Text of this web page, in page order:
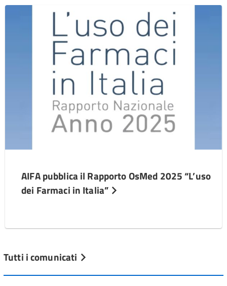
AIFA pubblica il Rapporto OsMed 2025 “L’uso
dei Farmaci in Italia”
Tutti i comunicati